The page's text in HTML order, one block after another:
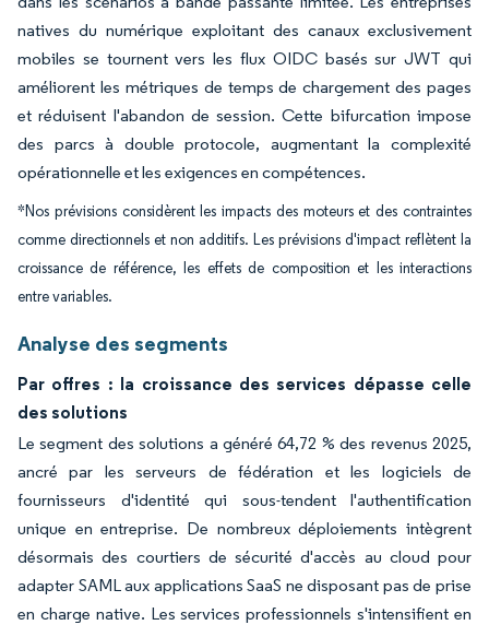
natives du numérique exploitant des canaux exclusivement
mobiles se tournent vers les flux OIDC basés sur JWT qui
améliorent les métriques de temps de chargement des pages
et réduisent l'abandon de session. Cette bifurcation impose
des parcs à double protocole, augmentant la complexité
opérationnelle et les exigences en compétences.
*Nos prévisions considèrent les impacts des moteurs et des contraintes
comme directionnels et non additifs. Les prévisions d'impact reflètent la
croissance de référence, les effets de composition et les interactions
entre variables.
Analyse des segments
Par offres : la croissance des services dépasse celle
des solutions
Le segment des solutions a généré 64,72 % des revenus 2025,
ancré par les serveurs de fédération et les logiciels de
fournisseurs d'identité qui sous-tendent l'authentification
unique en entreprise. De nombreux déploiements intègrent
désormais des courtiers de sécurité d'accès au cloud pour
adapter SAML aux applications SaaS ne disposant pas de prise
en charge native. Les services professionnels s'intensifient en